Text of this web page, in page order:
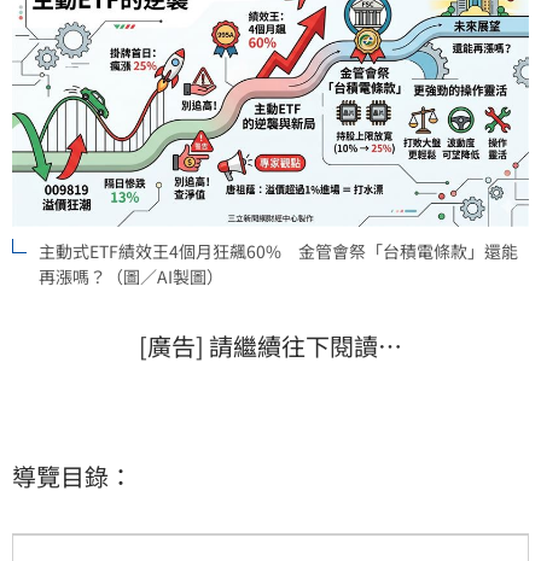
主動式ETF績效王4個月狂飆60% 金管會祭「台積電條款」還能
再漲嗎？（圖／AI製圖）
[廣告] 請繼續往下閱讀…
導覽目錄：